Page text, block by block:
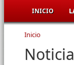
INICIO
Se
Inicio